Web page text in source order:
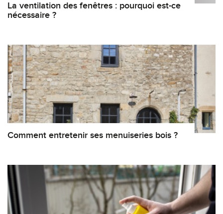
La ventilation des fenêtres : pourquoi est-ce
nécessaire ?
Comment entretenir ses menuiseries bois ?